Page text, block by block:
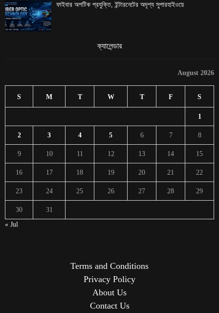
ফাইবার অপটিক প্রযুক্তি, ইন্টারনেটের অদৃশ্য সুপারহাইওয়ে
ক্যালেন্ডার
August 2026
S M T W T F S
1
2 3 4 5 6 7 8
9 10 11 12 13 14 15
16 17 18 19 20 21 22
23 24 25 26 27 28 29
30
31
« Jul
Terms and Conditions
Privacy Policy
About Us
Contact Us